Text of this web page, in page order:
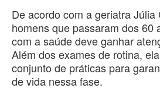
De acordo com a geriatra Júlia
homens que passaram dos 60
com a saúde deve ganhar
Além dos exames de rotina,
conjunto de práticas para
de vida nessa fase.